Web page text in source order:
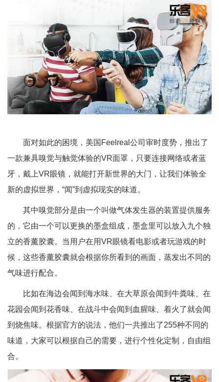
面对如此的困境，美国Feelreal公司审时度势，推出了
一款兼具嗅觉与触觉体验的VR面罩，只要连接网络或者蓝
牙，戴上VR眼镜，就能打开新世界的大门，让我们体验全
新的虚拟世界，“闻”到虚拟现实的味道。
其中嗅觉部分是由一个叫做气体发生器的装置提供服务
的，它由一个可以更换的墨盒组成，墨盒里可以放入九个独
立的香薰胶囊。当用户在用VR眼镜看电影或者玩游戏的时
候，这些香薰胶囊就会根据你所看到的画面，蒸发出不同的
气味进行配合。
比如在海边会闻到海水味、在大草原会闻到牛粪味、在
花园会闻到花香味、在战斗中会闻到血腥味、着火了就会闻
到烧焦味。根据官方的说法，他们一共推出了255种不同的
味道，大家可以根据自己的需要，进行个性化定制，自由组
合。